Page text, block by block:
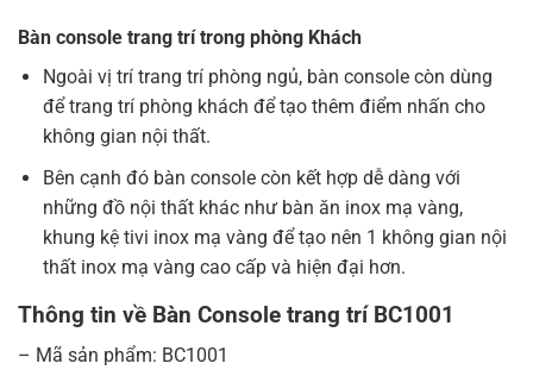
Bàn console trang trí trong phòng Khách
Ngoài vị trí trang trí phòng ngủ, bàn console còn dùng
để trang trí phòng khách để tạo thêm điểm nhấn cho
không gian nội thất.
Bên cạnh đó bàn console còn kết hợp dễ dàng với
những đồ nội thất khác như bàn ăn inox mạ vàng,
khung kệ tivi inox mạ vàng để tạo nên 1 không gian nội
thất inox mạ vàng cao cấp và hiện đại hơn.
Thông tin về Bàn Console trang trí BC1001
– Mã sản phẩm: BC1001